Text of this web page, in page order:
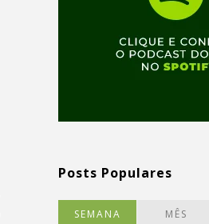
Posts Populares
SEMANA MÊS